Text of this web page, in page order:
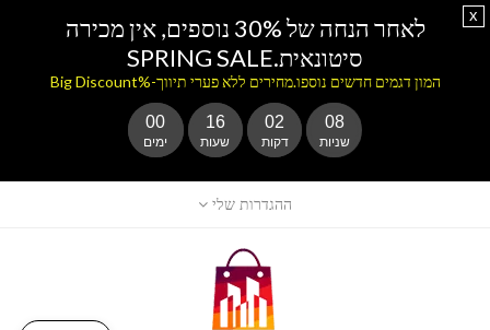
ההגדרות שלי
לאחר הנחה של 30% נוספים, אין מכירה
סיטונאית.SPRING SALE
המון דגמים חדשים נוספו.מחירים ללא פערי תיווך-%Big Discount
00
ימים
16
שעות
02
דקות
08
שניות
x